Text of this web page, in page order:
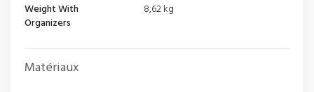
Weight With
Organizers
8,62 kg
Matériaux